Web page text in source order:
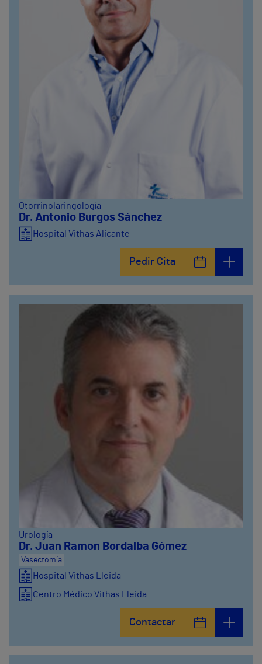
Otorrinolaringología
Dr. Antonio Burgos Sánchez
Hospital Vithas Alicante
Pedir Cita
Urología
Dr. Juan Ramon Bordalba Gómez
Vasectomía
Hospital Vithas Lleida
Centro Médico Vithas Lleida
Contactar